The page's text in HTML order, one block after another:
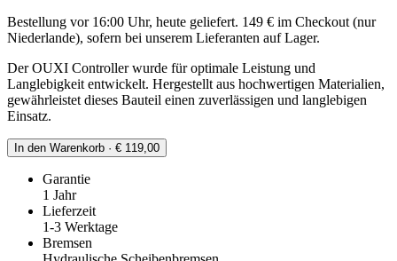
Bestellung vor 16:00 Uhr, heute geliefert. 149 € im Checkout (nur
Niederlande), sofern bei unserem Lieferanten auf Lager.
Der OUXI Controller wurde für optimale Leistung und
Langlebigkeit entwickelt. Hergestellt aus hochwertigen Materialien,
gewährleistet dieses Bauteil einen zuverlässigen und langlebigen
Einsatz.
In den Warenkorb · € 119,00
Garantie
1 Jahr
Lieferzeit
1-3 Werktage
Bremsen